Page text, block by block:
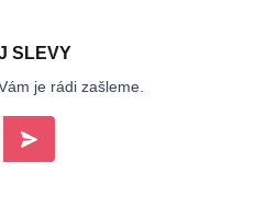
SLEVY
je rádi zašleme.